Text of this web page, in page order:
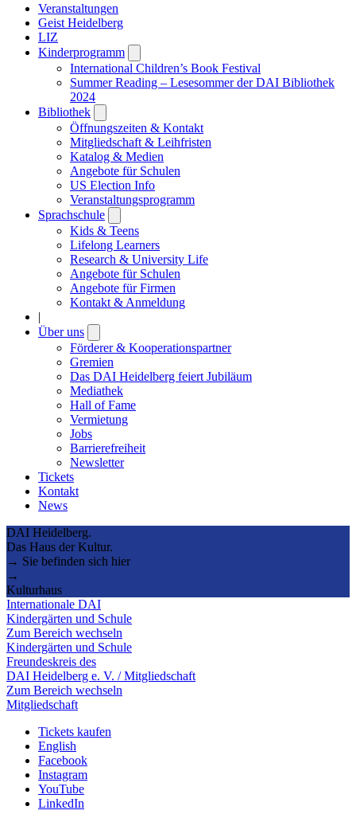
Veranstaltungen
Geist Heidelberg
LIZ
Kinderprogramm
submenu
International Children’s Book Festival
Summer Reading – Lesesommer der DAI Bibliothek
2024
Bibliothek
submenu
Öffnungszeiten & Kontakt
Mitgliedschaft & Leihfristen
Katalog & Medien
Angebote für Schulen
US Election Info
Veranstaltungsprogramm
Sprachschule
submenu
Kids & Teens
Lifelong Learners
Research & University Life
Angebote für Schulen
Angebote für Firmen
Kontakt & Anmeldung
|
Über uns
submenu
Förderer & Kooperationspartner
Gremien
Das DAI Heidelberg feiert Jubiläum
Mediathek
Hall of Fame
Vermietung
Jobs
Barrierefreiheit
Newsletter
Tickets
Kontakt
News
DAI Heidelberg.
Das Haus der Kultur.
→ Sie befinden sich hier
→
Kulturhaus
Internationale DAI
Kindergärten und Schule
Zum Bereich wechseln
Kindergärten und Schule
Freundeskreis des
DAI Heidelberg e. V. / Mitgliedschaft
Zum Bereich wechseln
Mitgliedschaft
Tickets kaufen
English
Facebook
Instagram
YouTube
LinkedIn